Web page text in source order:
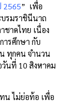
2565” เพื่อ
บรมราชินีนาถ
าดไทย เนื่อง
รศึกษา กับ
ทุกคน จำนวน
นที่ 10 สิงหาคม
น ไม่ย่อท้อ เพื่อ